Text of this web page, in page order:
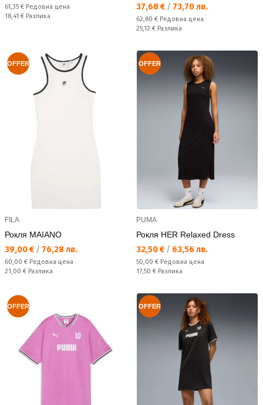
Редовна цена:
61,35 € Редовна цена
Спестявате:
18,41 € Разлика
Текуща цена:
37,68 € / 73,70 лв.
Редовна цена:
62,80 € Редовна цена
Спестявате:
25,12 € Разлика
OFFER
FILA
Рокля MAIANO
Текуща цена:
39,00 € / 76,28 лв.
Редовна цена:
60,00 € Редовна цена
Спестявате:
21,00 € Разлика
OFFER
PUMA
Рокля HER Relaxed Dress
Текуща цена:
32,50 € / 63,56 лв.
Редовна цена:
50,00 € Редовна цена
Спестявате:
17,50 € Разлика
OFFER OFFER